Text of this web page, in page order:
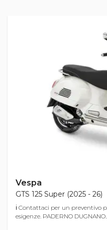
Vespa
GTS 125 Super (2025 - 26)
ℹ Contattaci per un preventivo
esigenze. PADERNO